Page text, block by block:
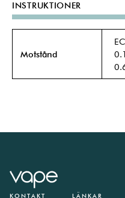
IJust 2 mini kit.
Lemo 3.
Melo.
Melo 3.
Melo 4.
IJust S kit.
INSTRUKTIONER
Motstånd
KONTAKT LÄNKAR